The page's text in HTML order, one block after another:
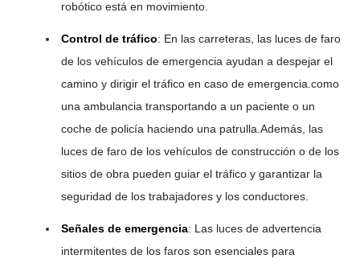
robótico está en movimiento.
Control de tráfico: En las carreteras, las luces de faro
de los vehículos de emergencia ayudan a despejar el
camino y dirigir el tráfico en caso de emergencia.como
una ambulancia transportando a un paciente o un
coche de policía haciendo una patrulla.Además, las
luces de faro de los vehículos de construcción o de los
sitios de obra pueden guiar el tráfico y garantizar la
seguridad de los trabajadores y los conductores.
Señales de emergencia: Las luces de advertencia
intermitentes de los faros son esenciales para